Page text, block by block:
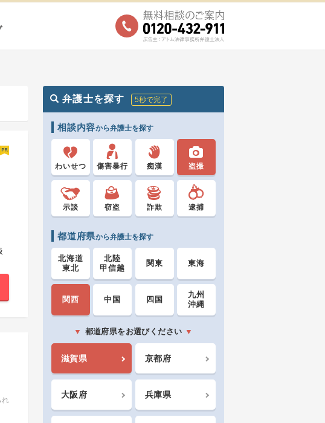
れ
弁護士を探す 5秒で完了
相談内容から弁護士を探す
わいせつ 傷害暴行 痴漢 盗撮
示談 窃盗 詐欺 逮捕
都道府県から弁護士を探す
北海道
東北
北陸
甲信越
関東 東海
関西 中国 四国
九州
沖縄
都道府県をお選びください
滋賀県 京都府
大阪府 兵庫県